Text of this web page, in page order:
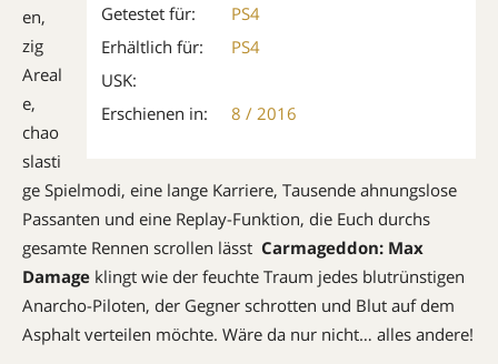
Getestet für:
PS4
Erhältlich für:
PS4
USK:
Erschienen in:
8 / 2016
en,
zig
Areal
e,
chao
slasti
ge Spielmodi, eine lange Karriere, Tausende ahnungslose
Passanten und eine Replay-Funktion, die Euch durchs
gesamte Rennen scrollen lässt  Carmageddon: Max
Damage klingt wie der feuchte Traum jedes blutrünstigen
Anarcho-Piloten, der Gegner schrotten und Blut auf dem
Asphalt verteilen möchte. Wäre da nur nicht… alles andere!